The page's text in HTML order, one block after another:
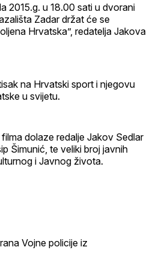
2015.g. u 18.00 sati u dvorani
Zadar držat će se
Hrvatska”, redatelja Jakova
na Hrvatski sport i njegovu
u svijetu.
dolaze redalje Jakov Sedlar
Šimunić, te veliki broj javnih
i Javnog života.
Vojne policije iz